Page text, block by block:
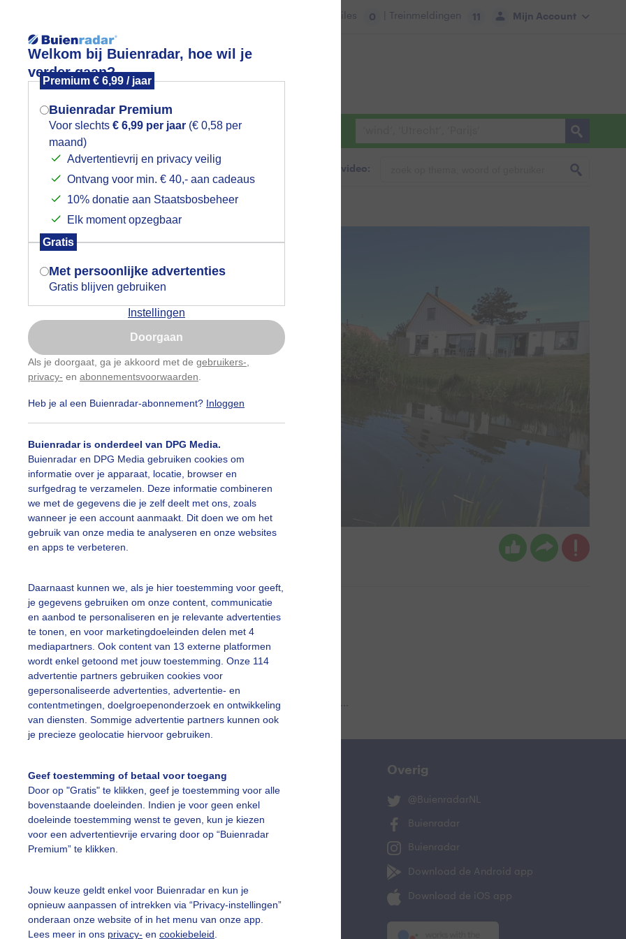
Welkom bij Buienradar, hoe wil je
verder gaan?
Premium € 6,99 / jaar
Buienradar Premium
Voor slechts € 6,99 per jaar (€ 0,58 per
maand)
Advertentievrij en privacy veilig
Ontvang voor min. € 40,- aan cadeaus
10% donatie aan Staatsbosbeheer
Elk moment opzegbaar
Gratis
Met persoonlijke advertenties
Gratis blijven gebruiken
Instellingen
Doorgaan
Als je doorgaat, ga je akkoord met de gebruikers-
privacy- en abonnementsvoorwaarden
Heb je al een Buienradar-abonnement? Inloggen
Buienradar is onderdeel van DPG Media.
Buienradar en DPG Media gebruiken cookies om
informatie over je apparaat, locatie, browser en
surfgedrag te verzamelen. Deze informatie combineren
we met de gegevens die je zelf deelt met ons, zoals
wanneer je een account aanmaakt. Dit doen we om het
gebruik van onze media te analyseren en onze websites
en apps te verbeteren.
Daarnaast kunnen we, als je hier toestemming voor geeft,
je gegevens gebruiken om onze content, communicatie
en aanbod te personaliseren en je relevante advertenties
te tonen, en voor marketingdoeleinden delen met 4
mediapartners. Ook content van 13 externe platformen
wordt enkel getoond met jouw toestemming. Onze 114
advertentie partners gebruiken cookies voor
gepersonaliseerde advertenties, advertentie- en
contentmetingen, doelgroepenonderzoek en ontwikkeling
van diensten. Sommige advertentie partners kunnen ook
je precieze geolocatie hiervoor gebruiken.
Geef toestemming of betaal voor toegang
Door op "Gratis" te klikken, geef je toestemming voor alle
bovenstaande doeleinden. Indien je voor geen enkel
doeleinde toestemming wenst te geven, kun je kiezen
voor een advertentievrije ervaring door op “Buienradar
Premium” te klikken.
Jouw keuze geldt enkel voor Buienradar en kun je
opnieuw aanpassen of intrekken via “Privacy-instellingen”
onderaan onze website of in het menu van onze app.
Lees meer in ons privacy- en cookiebeleid
Mijn Account
Files 0 | Treinmeldingen 11
Foto en video Weerzine
Zoeken in foto & video:
Gerard Boukes Gemaakt: 13-05-2026, 59x bekeken
slideshow
Een moment geduld aub...
vragen
Mijn weer Overig
@BuienradarNL
Buienradar
Buienradar
Download de Android app
Download de iOS app
Mogen we je locatie gebruiken voor
het weer?
Indien je hier nog geen akkoord op hebt
gegeven, verschijnt er zo een pop-up uit
je browser waarin deze toestemming
gevraagd wordt.
Is goed, toon de popup
Nu niet, misschien later
Gebruik je Safari en wil je niet elke dag deze pop-up
Klikhierom dit aan te passen